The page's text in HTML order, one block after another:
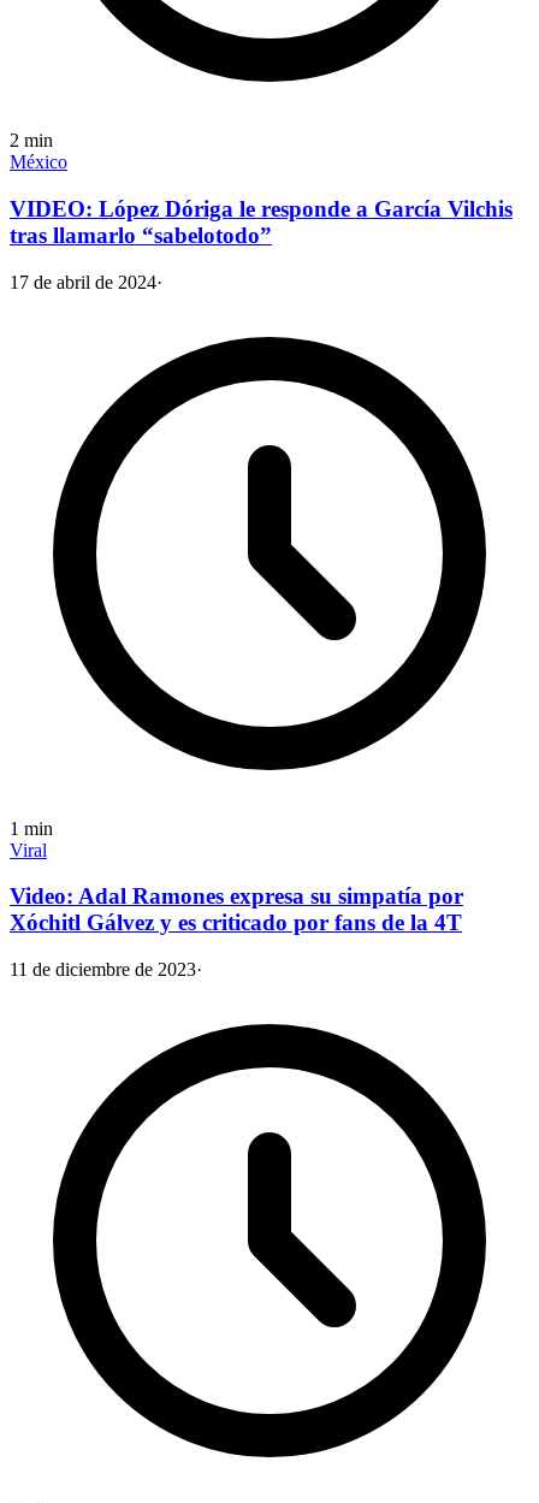
2 min
México
VIDEO: López Dóriga le responde a García Vilchis
tras llamarlo “sabelotodo”
17 de abril de 2024·
1 min
Viral
Video: Adal Ramones expresa su simpatía por
Xóchitl Gálvez y es criticado por fans de la 4T
11 de diciembre de 2023·